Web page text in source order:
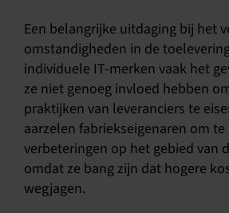
Een belangrijke uitdaging bij het
omstandigheden in de
individuele IT-merken vaak het
ze niet genoeg invloed hebben
praktijken van leveranciers te
aarzelen fabriekseigenaren om
verbeteringen op het gebied van
omdat ze bang zijn dat hogere
wegjagen.